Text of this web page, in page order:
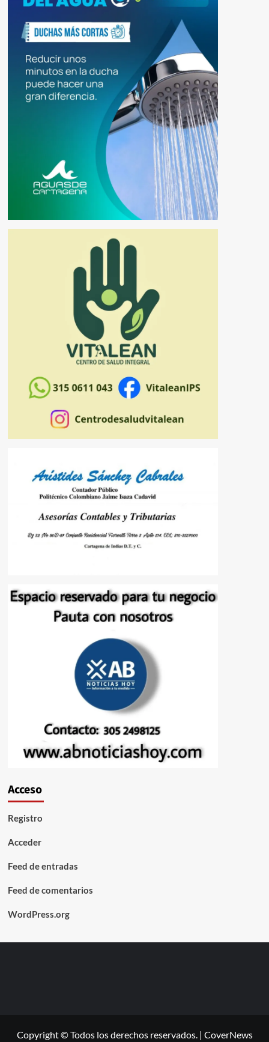
Acceso
Registro
Acceder
Feed de entradas
Feed de comentarios
WordPress.org
Copyright © Todos los derechos reservados. | CoverNews